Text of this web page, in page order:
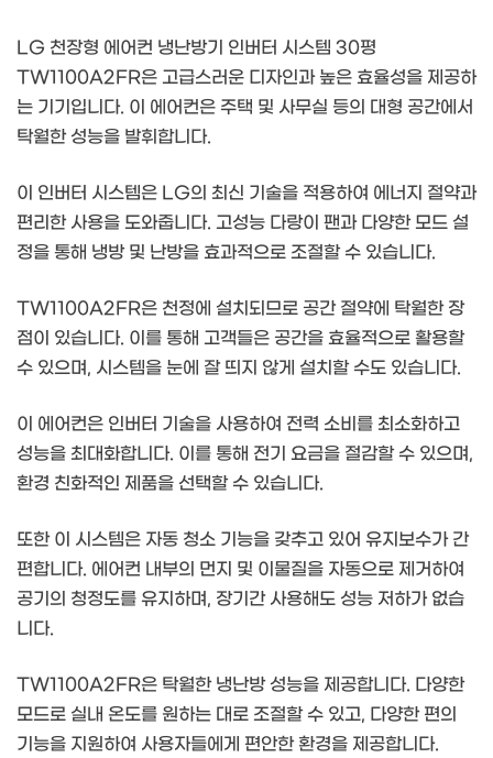
LG 천장형 에어컨 냉난방기 인버터 시스템 30평
TW1100A2FR은 고급스러운 디자인과 높은 효율성을 제공하
는 기기입니다. 이 에어컨은 주택 및 사무실 등의 대형 공간에서
탁월한 성능을 발휘합니다.
이 인버터 시스템은 LG의 최신 기술을 적용하여 에너지 절약과
편리한 사용을 도와줍니다. 고성능 다랑이 팬과 다양한 모드 설
정을 통해 냉방 및 난방을 효과적으로 조절할 수 있습니다.
TW1100A2FR은 천정에 설치되므로 공간 절약에 탁월한 장
점이 있습니다. 이를 통해 고객들은 공간을 효율적으로 활용할
수 있으며, 시스템을 눈에 잘 띄지 않게 설치할 수도 있습니다.
이 에어컨은 인버터 기술을 사용하여 전력 소비를 최소화하고
성능을 최대화합니다. 이를 통해 전기 요금을 절감할 수 있으며,
환경 친화적인 제품을 선택할 수 있습니다.
또한 이 시스템은 자동 청소 기능을 갖추고 있어 유지보수가 간
편합니다. 에어컨 내부의 먼지 및 이물질을 자동으로 제거하여
공기의 청정도를 유지하며, 장기간 사용해도 성능 저하가 없습
니다.
TW1100A2FR은 탁월한 냉난방 성능을 제공합니다. 다양한
모드로 실내 온도를 원하는 대로 조절할 수 있고, 다양한 편의
기능을 지원하여 사용자들에게 편안한 환경을 제공합니다.